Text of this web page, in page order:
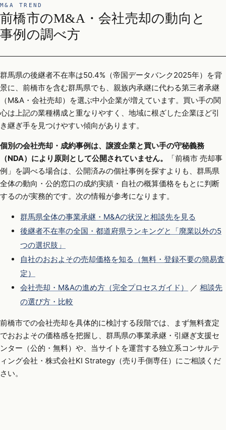
M&A TREND
前橋市のM&A・会社売却の動向と
事例の調べ方
群馬県の後継者不在率は50.4%（帝国データバンク2025年）を背
景に、前橋市を含む群馬県でも、親族内承継に代わる第三者承継
（M&A・会社売却）を選ぶ中小企業が増えています。買い手の関
心は上記の業種構成と重なりやすく、地域に根ざした企業ほど引
き継ぎ手を見つけやすい傾向があります。
個別の会社売却・成約事例は、譲渡企業と買い手の守秘義務
（NDA）により原則として公開されていません。
「前橋市 売却事
例」を調べる場合は、公開済みの個社事例を探すよりも、群馬県
全体の動向・公的窓口の成約実績・自社の概算価格をもとに判断
するのが実務的です。次の情報が参考になります。
群馬県全体の事業承継・M&Aの状況と相談先を見る
後継者不在率の全国・都道府県ランキングと「廃業以外の5
つの選択肢」
自社のおおよその売却価格を知る（無料・登録不要の簡易査
定）
会社売却・M&Aの進め方（完全プロセスガイド）
／ 相談先
の選び方・比較
前橋市での会社売却を具体的に検討する段階では、まず無料査定
でおおよその価格感を把握し、群馬県の事業承継・引継ぎ支援セ
ンター（公的・無料）や、当サイトを運営する独立系コンサルテ
ィング会社・株式会社KI Strategy（売り手側専任）にご相談くだ
さい。